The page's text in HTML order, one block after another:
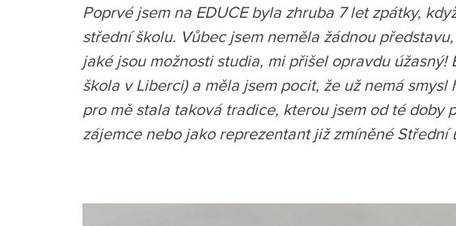
Poprvé jsem na EDUCE byla zhruba 7 let zpátky,
střední školu. Vůbec jsem neměla žádnou
jaké jsou možnosti studia, mi přišel opravdu
škola v Liberci) a měla jsem pocit, že už nemá
pro mě stala taková tradice, kterou jsem od té doby
zájemce nebo jako reprezentant již zmíněné Střední